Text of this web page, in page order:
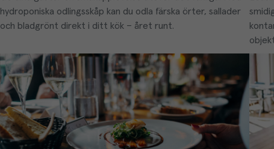
hydroponiska odlingsskåp kan du odla färska örter, sallader
och bladgrönt direkt i ditt kök – året runt.